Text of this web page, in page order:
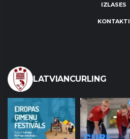
IZLASES
KONTAKTI
LATVIANCURLING